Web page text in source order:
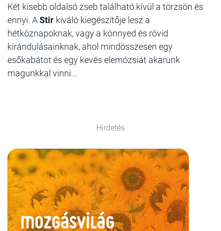
Két kisebb oldalsó zseb található kívül a törzsön és
ennyi. AStir kiváló kiegészítője lesz a
hétköznapoknak, vagy a könnyed és rövid
kirándulásainknak, ahol mindösszesen egy
esőkabátot és egy kevés elemózsiát akarunk
magunkkal vinni...
Hirdetés